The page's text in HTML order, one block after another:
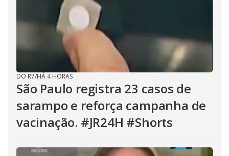
DO R7/HÁ 4 HORAS
São Paulo registra 23 casos de
sarampo e reforça campanha de
vacinação. #JR24H #Shorts